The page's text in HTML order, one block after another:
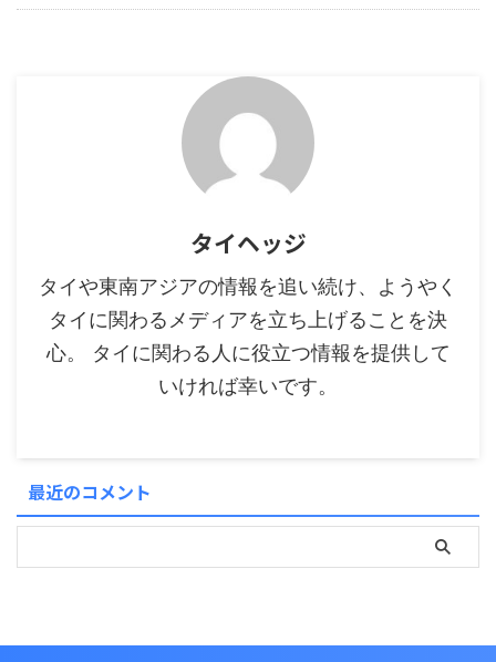
タイヘッジ
タイや東南アジアの情報を追い続け、ようやく
タイに関わるメディアを立ち上げることを決
心。 タイに関わる人に役立つ情報を提供して
いければ幸いです。
最近のコメント